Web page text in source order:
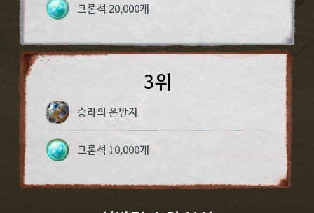
크론석 20,000개​
3위
승리의 은반지​
크론석 10,000개​